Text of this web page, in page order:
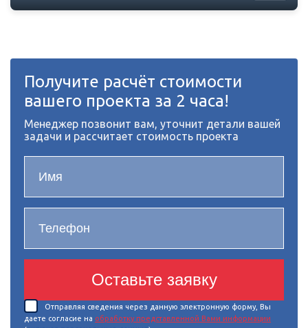
Получите расчёт стоимости
вашего проекта за 2 часа!
Менеджер позвонит вам, уточнит детали вашей
задачи и рассчитает стоимость проекта
Оставьте заявку
Отправляя сведения через данную электронную форму, Вы
даете согласие на обработку представленной Вами информации